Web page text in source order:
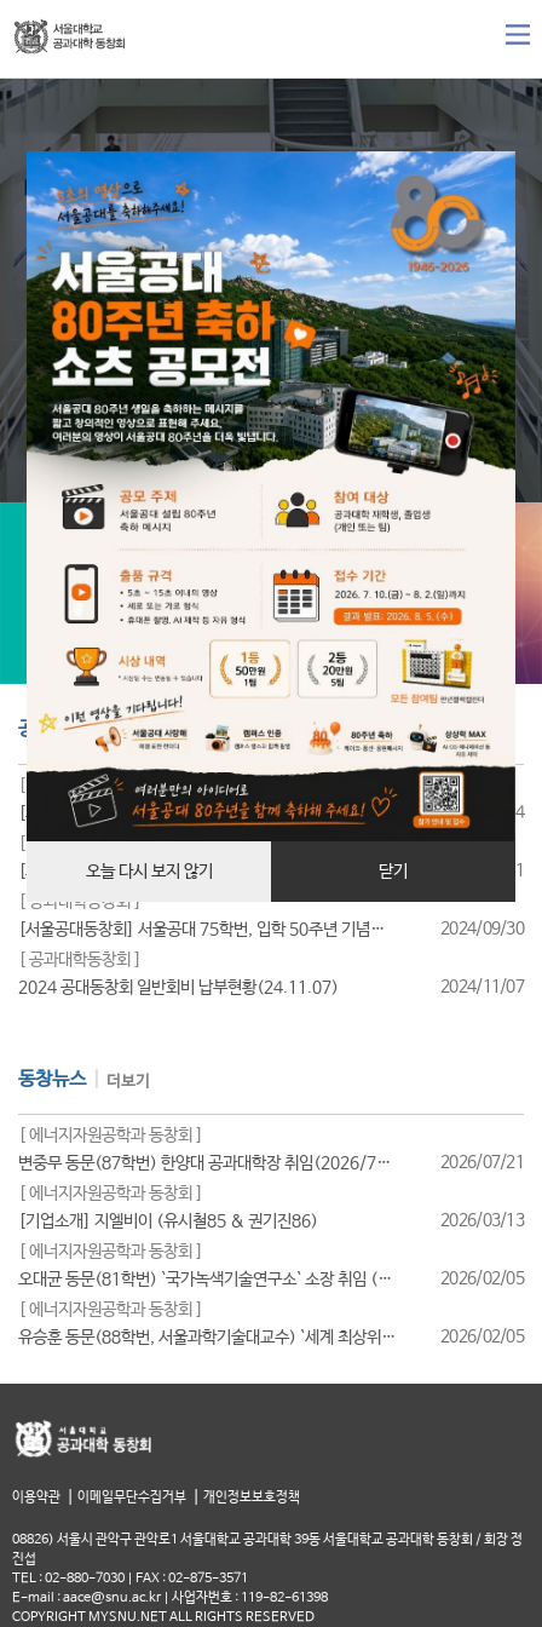
오늘 다시 보지 않기 닫기
공지사항 더보기
[ 공과대학동창회 ]
[서울공대동창회] 서울공대 85학번, 입학 40주년 기념행사 성료
2025/07/24
[ 공과대학동창회 ]
[서울공대동창회] 서울공대 95학번, 입학 30주년 기념행사 성료
2025/07/11
[ 공과대학동창회 ]
[서울공대동창회] 서울공대 75학번, 입학 50주년 기념행사 성료
2024/09/30
[ 공과대학동창회 ]
2024 공대동창회 일반회비 납부현황(24.11.07)
2024/11/07
동창뉴스 더보기
[ 에너지자원공학과 동창회 ]
변중무 동문(87학번) 한양대 공과대학장 취임(2026/7/1일자)
2026/07/21
[ 에너지자원공학과 동창회 ]
[기업소개] 지엘비이 (유시철85 & 권기진86)
2026/03/13
[ 에너지자원공학과 동창회 ]
오대균 동문(81학번) `국가녹색기술연구소` 소장 취임 (2026/2월)
2026/02/05
[ 에너지자원공학과 동창회 ]
유승훈 동문(88학번, 서울과학기술대교수) `세계 최상위 연구자 2025` 등재
2026/02/05
이용약관 이메일무단수집거부 개인정보보호정책
08826) 서울시 관악구 관악로1 서울대학교 공과대학 39동 서울대학교 공과대학 동창회 / 회장 정
진섭
TEL : 02-880-7030 | FAX : 02-875-3571
E-mail : aace@snu.ac.kr | 사업자번호 : 119-82-61398
COPYRIGHT MYSNU.NET ALL RIGHTS RESERVED